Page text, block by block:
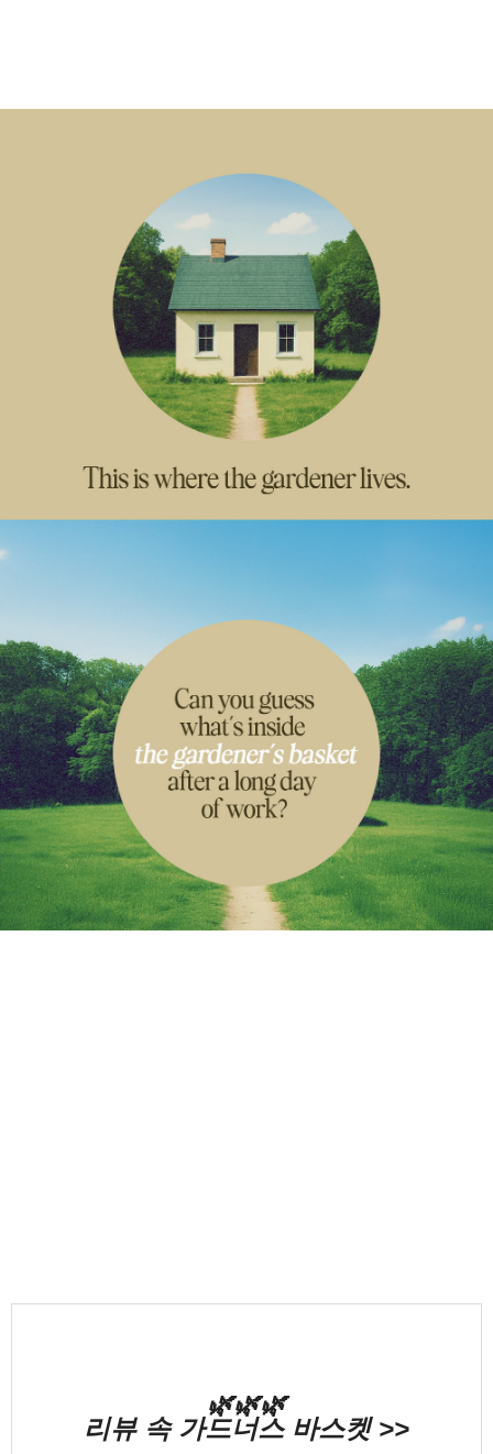
🌿🌿🌿
리뷰 속 가드너스 바스켓 >>